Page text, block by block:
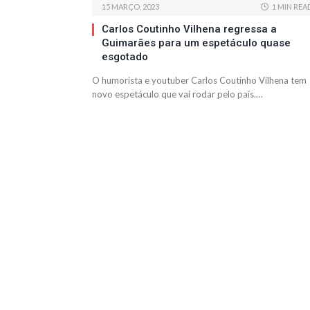
15 MARÇO, 2023 1 MIN
Carlos Coutinho Vilhena regressa a
Guimarães para um espetáculo quase
esgotado
O humorista e youtuber Carlos Coutinho Vilhena tem
novo espetáculo que vai rodar pelo país.…